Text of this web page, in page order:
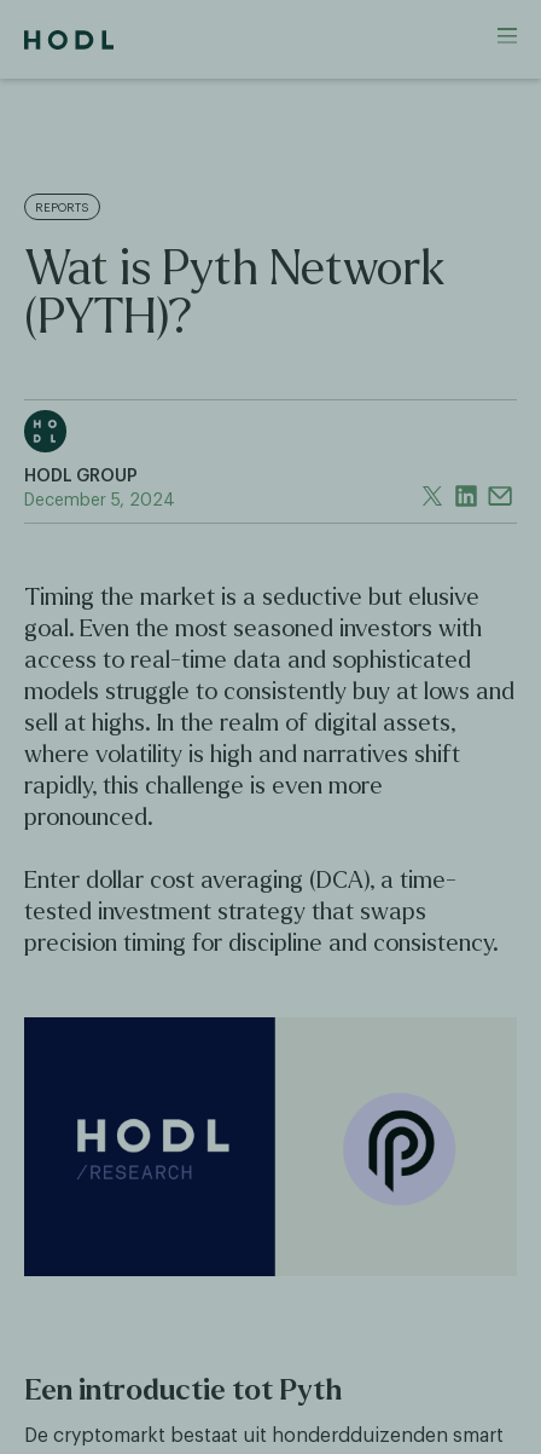
REPORTS
Wat is Pyth Network
(PYTH)?
HODL GROUP
December 5, 2024
Timing the market is a seductive but elusive
goal. Even the most seasoned investors with
access to real-time data and sophisticated
models struggle to consistently buy at lows and
sell at highs. In the realm of digital assets,
where volatility is high and narratives shift
rapidly, this challenge is even more
pronounced.
Enter dollar cost averaging (DCA), a time-
tested investment strategy that swaps
precision timing for discipline and consistency.
Een introductie tot Pyth
De cryptomarkt bestaat uit honderdduizenden smart